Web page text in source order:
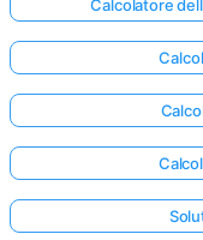
Calcolatore